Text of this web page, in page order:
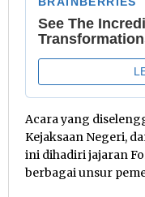
Acara yang
Kejaksaan Negeri,
ini dihadiri jajaran
berbagai unsur